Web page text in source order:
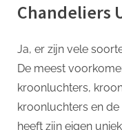
Chandeliers
Ja, er zijn vele
De meest
kroonluchters,
kroonluchters en
heeft zijn eigen